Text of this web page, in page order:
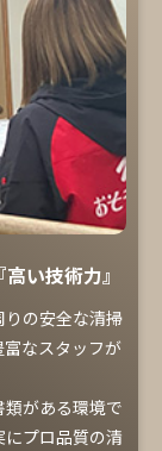
い技術力』
の安全な清掃
なスタッフが
がある環境で
プロ品質の清